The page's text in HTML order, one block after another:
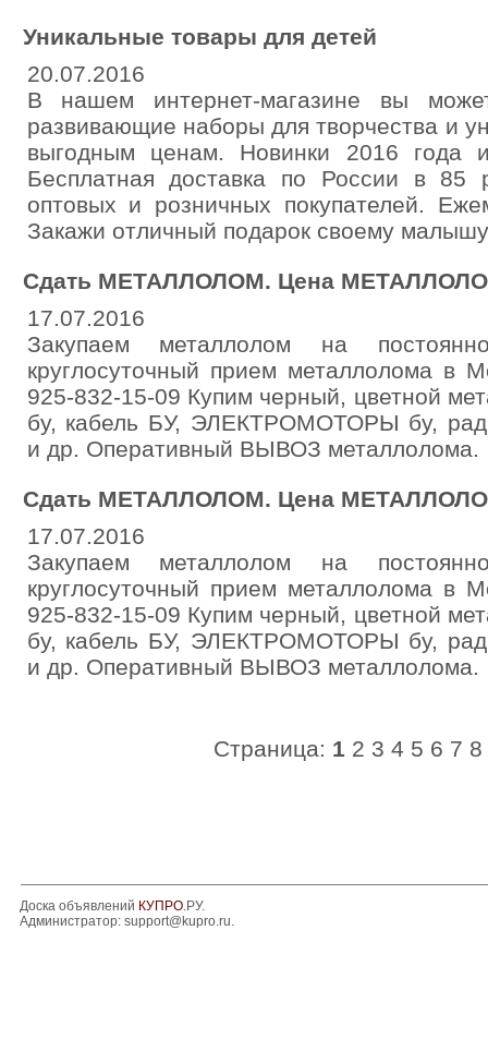
Уникальные товары для детей
20.07.2016
В нашем интернет-магазине вы
развивающие наборы для творчества и
выгодным ценам. Новинки 2016 года
Бесплатная доставка по России в 85
оптовых и розничных покупателей.
Закажи отличный подарок своему
Сдать МЕТАЛЛОЛОМ. Цена
17.07.2016
Закупаем металлолом на
круглосуточный прием металлолома в
925-832-15-09 Купим черный, цветной
бу, кабель БУ, ЭЛЕКТРОМОТОРЫ бу,
и др. Оперативный ВЫВОЗ металлолома.
Сдать МЕТАЛЛОЛОМ. Цена
17.07.2016
Закупаем металлолом на
круглосуточный прием металлолома в
925-832-15-09 Купим черный, цветной
бу, кабель БУ, ЭЛЕКТРОМОТОРЫ бу,
и др. Оперативный ВЫВОЗ металлолома.
Страница: 1 2 3 4 5 6 7 8
Доска объявлений КУПРО.РУ.
Администратор: support@kupro.ru.